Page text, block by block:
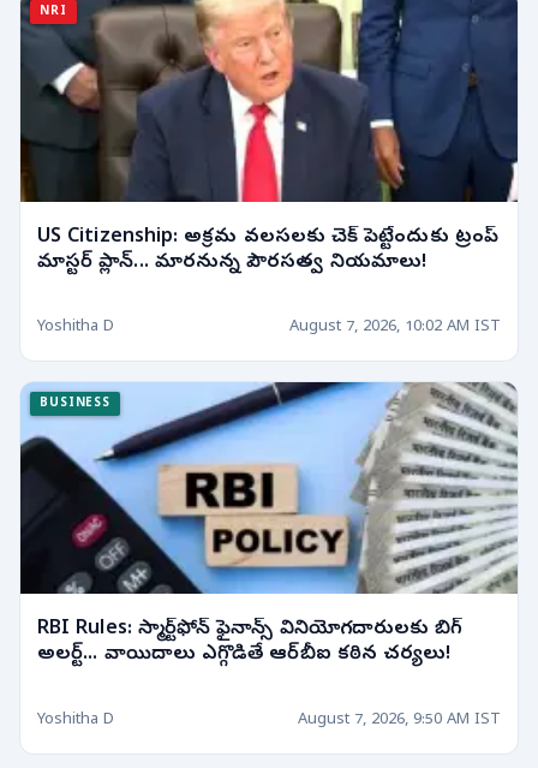
NRI
US Citizenship: అక్రమ వలసలకు చెక్ పెట్టేందుకు ట్రంప్
మాస్టర్ ప్లాన్... మారనున్న పౌరసత్వ నియమాలు!
Yoshitha D August 7, 2026, 10:02 AM IST
BUSINESS
RBI Rules: స్మార్ట్‌ఫోన్ ఫైనాన్స్ వినియోగదారులకు బిగ్
అలర్ట్... వాయిదాలు ఎగ్గొడితే ఆర్‌బీఐ కఠిన చర్యలు!
Yoshitha D August 7, 2026, 9:50 AM IST